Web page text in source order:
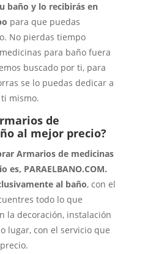
baño y lo recibirás en
para que puedas
No pierdas tiempo
para baño fuera
buscado por ti, para
se lo puedas dedicar a
mismo.
de
al mejor precio?
Armarios de medicinas
es, PARAELBANO.COM.
al baño, con el
todo lo que
la decoración, instalación
lugar, con el servicio que